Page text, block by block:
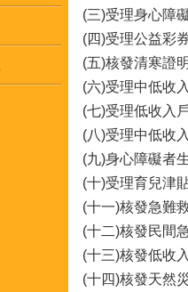
(三)受理身心障
(四)受理公益彩
(五)核發清寒證
(六)受理中低收
(七)受理低收入
(八)受理中低收
(九)身心障礙者
(十)受理育兒津
(十一)核發急難
(十二)核發民間
(十三)核發低收
(十四)核發天然